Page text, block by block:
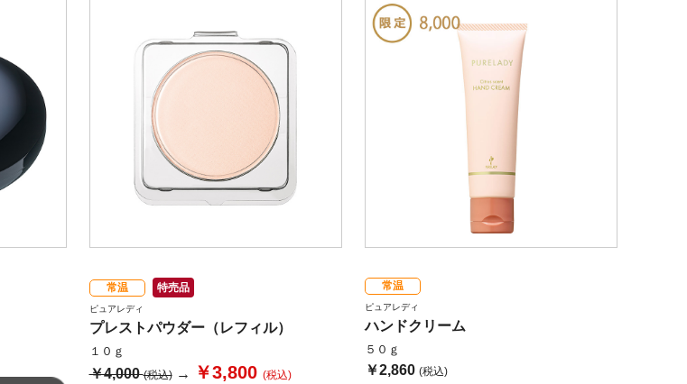
常温 特売品
ピュアレディ
プレストパウダー（レフィル）
１０ｇ
￥4,000(税込)→ ￥3,800 (税込)
常温
ピュアレディ
ハンドクリーム
５０ｇ
￥2,860 (税込)